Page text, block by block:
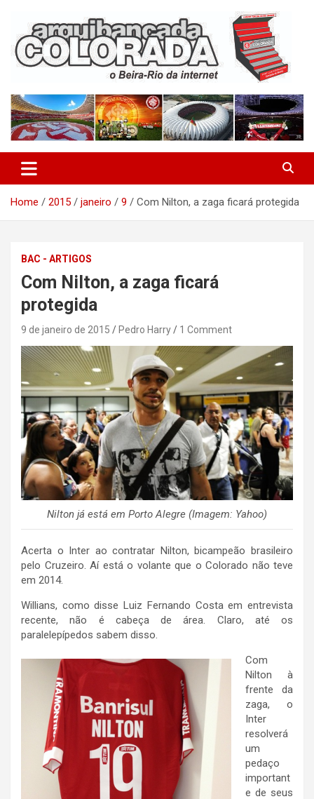
content
Arquibancada Colorada
Home 2015 janeiro 9 Com Nilton, a zaga ficará protegida
BAC - ARTIGOS
Com Nilton, a zaga ficará
protegida
9 de janeiro de 2015 Pedro Harry 1 Comment
Nilton já está em Porto Alegre (Imagem: Yahoo)
Acerta o Inter ao contratar Nilton, bicampeão brasileiro
pelo Cruzeiro. Aí está o volante que o Colorado não teve
em 2014.
Willians, como disse Luiz Fernando Costa em entrevista
recente, não é cabeça de área. Claro, até os
paralelepípedos sabem disso.
Com
Nilton à
frente da
zaga, o
Inter
resolverá
um
pedaço
important
e de seus